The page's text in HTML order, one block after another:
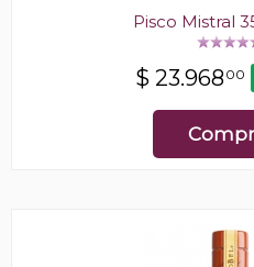
Pisco Mistral
$ 23.968 00